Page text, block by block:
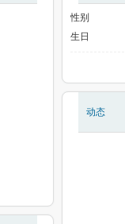
性别
生日
动态